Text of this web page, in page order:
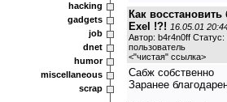
hacking
gadgets
job
dnet
humor
miscellaneous
scrap
Как
Exel !?! 16.05.01
Автор: b4r4n0ff
пользователь
<"чистая" ссылка>
Сабж собственно
Заранее